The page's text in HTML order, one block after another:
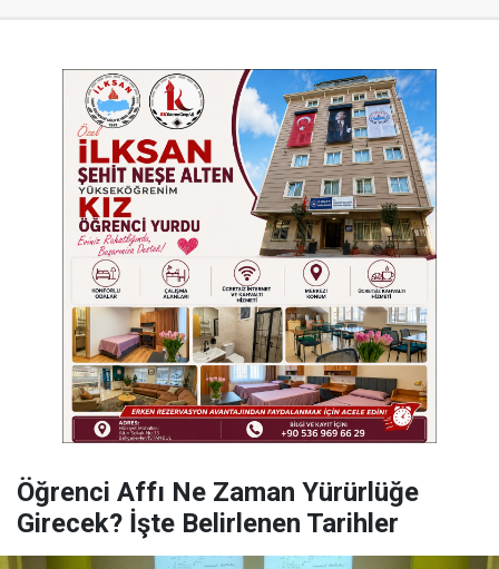
Öğrenci Affı Ne Zaman Yürürlüğe
Girecek? İşte Belirlenen Tarihler